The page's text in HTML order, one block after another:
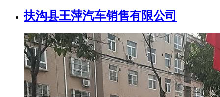
扶沟县王萍汽车销售有限公司